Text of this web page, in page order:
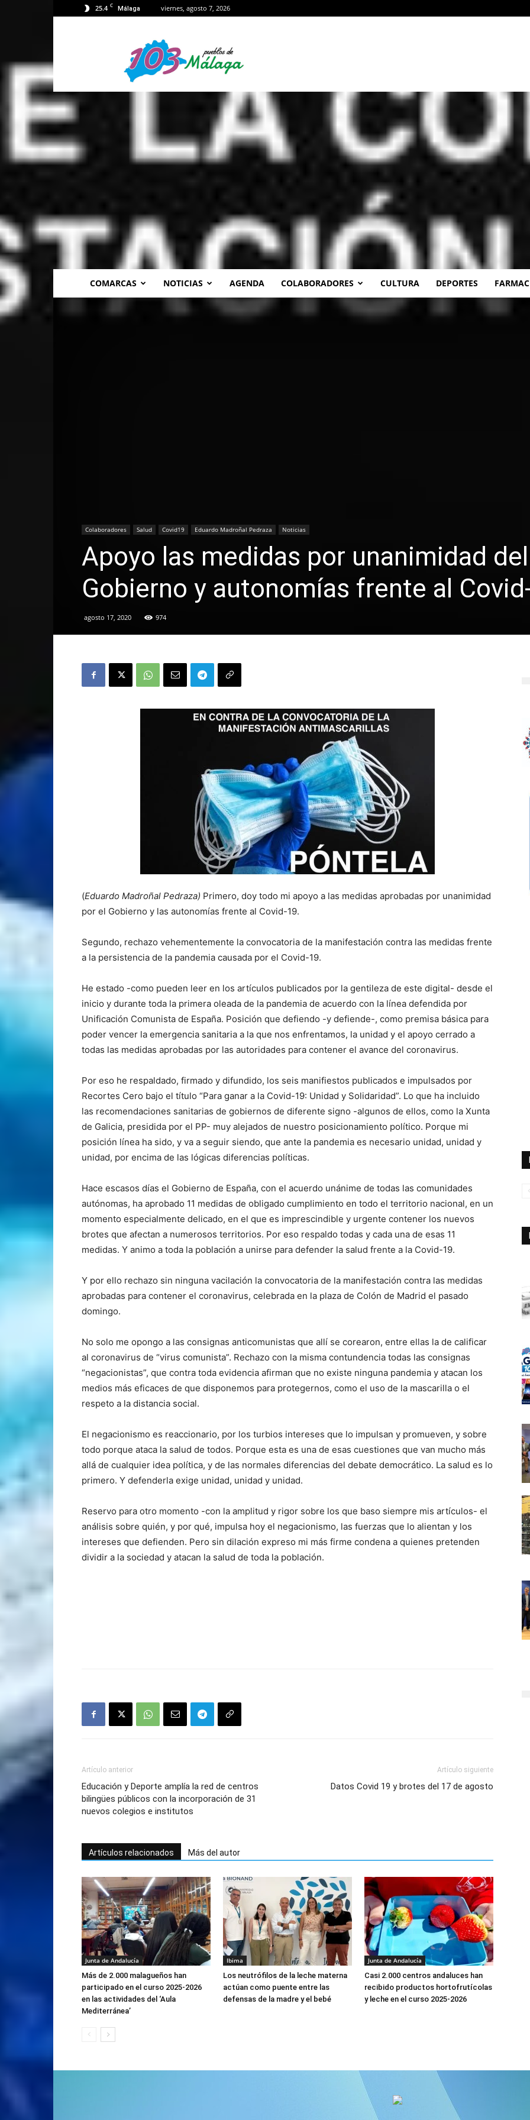
25.4 C Málaga viernes, agosto 7, 2026
Málaga
COMARCAS NOTICIAS AGENDA COLABORADORES CULTURA DEPORTES
Colaboradores Salud Covid19 Eduardo Madroñal Pedraza Noticias
Apoyo las medidas por unanimidad del
Gobierno y autonomías frente al
agosto 17, 2020 974
(Eduardo Madroñal Pedraza) Primero, doy todo mi apoyo a las medidas aprobadas por unanimidad
por el Gobierno y las autonomías frente al Covid-19.
Segundo, rechazo vehementemente la convocatoria de la manifestación contra las medidas frente
a la persistencia de la pandemia causada por el Covid-19.
He estado -como pueden leer en los artículos publicados por la gentileza de este digital- desde el
inicio y durante toda la primera oleada de la pandemia de acuerdo con la línea defendida por
Unificación Comunista de España. Posición que defiendo -y defiende-, como premisa básica para
poder vencer la emergencia sanitaria a la que nos enfrentamos, la unidad y el apoyo cerrado a
todas las medidas aprobadas por las autoridades para contener el avance del coronavirus.
Por eso he respaldado, firmado y difundido, los seis manifiestos publicados e impulsados por
Recortes Cero bajo el título “Para ganar a la Covid-19: Unidad y Solidaridad”. Lo que ha incluido
las recomendaciones sanitarias de gobiernos de diferente signo -algunos de ellos, como la Xunta
de Galicia, presidida por el PP- muy alejados de nuestro posicionamiento político. Porque mi
posición línea ha sido, y va a seguir siendo, que ante la pandemia es necesario unidad, unidad y
unidad, por encima de las lógicas diferencias políticas.
Hace escasos días el Gobierno de España, con el acuerdo unánime de todas las comunidades
autónomas, ha aprobado 11 medidas de obligado cumplimiento en todo el territorio nacional, en un
momento especialmente delicado, en el que es imprescindible y urgente contener los nuevos
brotes que afectan a numerosos territorios. Por eso respaldo todas y cada una de esas 11
medidas. Y animo a toda la población a unirse para defender la salud frente a la Covid-19.
Y por ello rechazo sin ninguna vacilación la convocatoria de la manifestación contra las medidas
aprobadas para contener el coronavirus, celebrada en la plaza de Colón de Madrid el pasado
domingo.
No solo me opongo a las consignas anticomunistas que allí se corearon, entre ellas la de calificar
al coronavirus de “virus comunista”. Rechazo con la misma contundencia todas las consignas
“negacionistas”, que contra toda evidencia afirman que no existe ninguna pandemia y atacan los
medios más eficaces de que disponemos para protegernos, como el uso de la mascarilla o el
respeto a la distancia social.
El negacionismo es reaccionario, por los turbios intereses que lo impulsan y promueven, y sobre
todo porque ataca la salud de todos. Porque esta es una de esas cuestiones que van mucho más
allá de cualquier idea política, y de las normales diferencias del debate democrático. La salud es lo
primero. Y defenderla exige unidad, unidad y unidad.
Reservo para otro momento -con la amplitud y rigor sobre los que baso siempre mis artículos- el
análisis sobre quién, y por qué, impulsa hoy el negacionismo, las fuerzas que lo alientan y los
intereses que defienden. Pero sin dilación expreso mi más firme condena a quienes pretenden
dividir a la sociedad y atacan la salud de toda la población.
Artículo anterior
Educación y Deporte amplía la red de centros
bilingües públicos con la incorporación de 31
nuevos colegios e institutos
Artículo siguiente
Datos Covid 19 y brotes del 17 de agosto
Artículos relacionados Más del autor
Junta de Andalucía
Más de 2.000 malagueños han
participado en el curso 2025-2026
en las actividades del ‘Aula
Mediterránea’
Ibima
Los neutrófilos de la leche materna
actúan como puente entre las
defensas de la madre y el bebé
Junta de Andalucía
Casi 2.000 centros andaluces han
recibido productos hortofrutícolas
y leche en el curso 2025-2026